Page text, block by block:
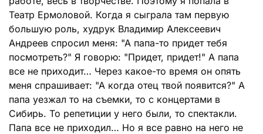
Театр Ермоловой. Когда я сыграла там первую
большую роль, худрук Владимир Алексеевич
Андреев спросил меня: "А папа-то придет тебя
посмотреть?" Я говорю: "Придет, придет!" А папа
все не приходит… Через какое-то время он опять
меня спрашивает: "А когда отец твой появится?" А
папа уезжал то на съемки, то с концертами в
Сибирь. То репетиции у него были, то спектакли.
Папа все не приходил… Но я все равно на него не